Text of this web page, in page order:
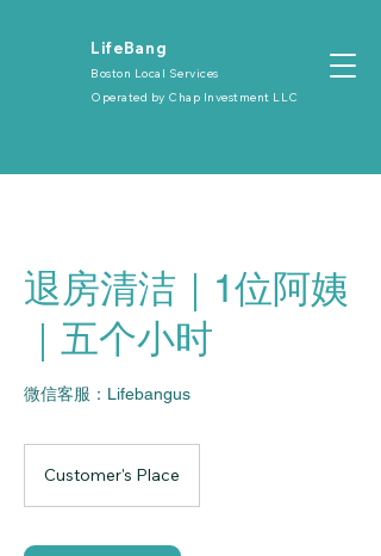
​LifeBang
Boston Local Services
Operated by Chap Investment LLC
退房清洁｜1位阿姨
｜五个小时
微信客服：Lifebangus
Customer's Place